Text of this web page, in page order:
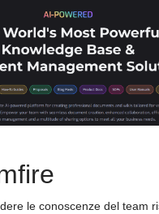
le conoscenze del team